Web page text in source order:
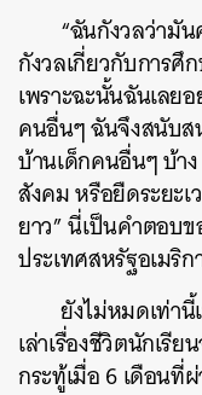
“ฉันกังวลว่ามั
กังวลเกี่ยวกับการศึ
เพราะฉะนั้นฉันเลย
คนอื่นๆ ฉันจึงสนับส
บ้านเด็กคนอื่นๆ บ้าง
สังคม หรือยืดระยะ
ยาว” นี่เป็นคำตอบ
ประเทศสหรัฐอเมริก
ยังไม่หมดเท่านี้
เล่าเรื่องชีวิตนักเรี
กระทู้เมื่อ 6 เดือนที่